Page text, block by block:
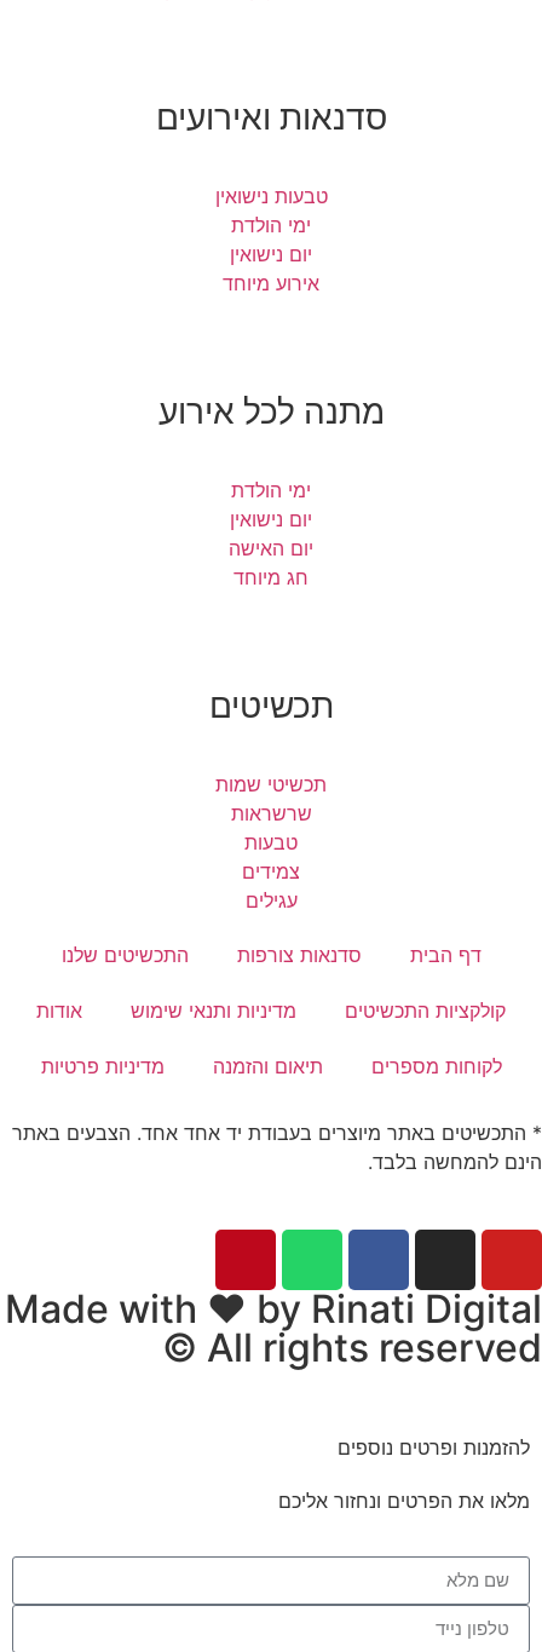
סדנאות ואירועים
טבעות נישואין
ימי הולדת
יום נישואין
אירוע מיוחד
מתנה לכל אירוע
ימי הולדת
יום נישואין
יום האישה
חג מיוחד
תכשיטים
תכשיטי שמות
שרשראות
טבעות
צמידים
עגילים
דף הבית סדנאות צורפות התכשיטים שלנו
קולקציות התכשיטים מדיניות ותנאי שימוש אודות
לקוחות מספרים תיאום והזמנה מדיניות פרטיות
* התכשיטים באתר מיוצרים בעבודת יד אחד אחד. הצבעים באתר
הינם להמחשה בלבד.
Made with ❤ by Rinati Digital
© All rights reserved​​
להזמנות ופרטים נוספים
מלאו את הפרטים ונחזור אליכם